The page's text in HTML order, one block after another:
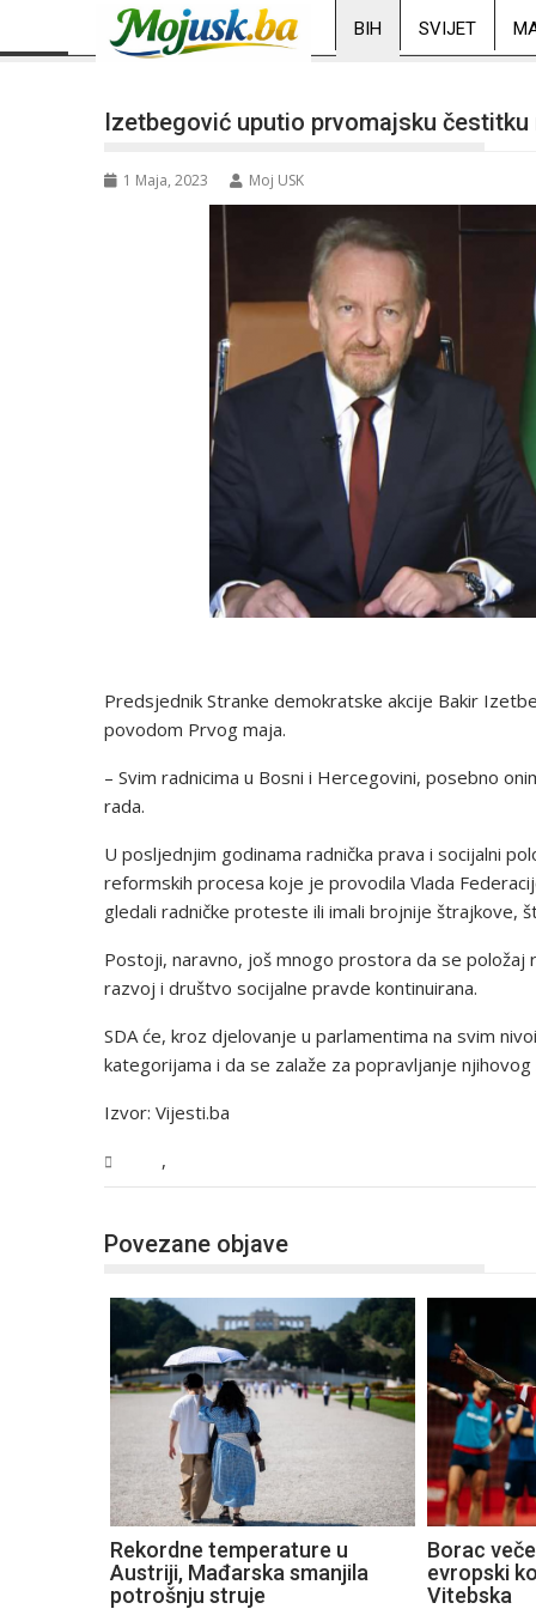
BIH SVIJET
Izetbegović uputio prvomajsku čestitku
1 Maja, 2023 Moj USK
Predsjednik Stranke demokratske akcije Bakir
povodom Prvog maja.
– Svim radnicima u Bosni i Hercegovini, posebno
rada.
U posljednjim godinama radnička prava i socijalni
reformskih procesa koje je provodila Vlada
gledali radničke proteste ili imali brojnije štrajkove,
Postoji, naravno, još mnogo prostora da se položaj
razvoj i društvo socijalne pravde kontinuirana.
SDA će, kroz djelovanje u parlamentima na svim
kategorijama i da se zalaže za popravljanje
Izvor: Vijesti.ba
,
Povezane objave
Rekordne temperature u
Austriji, Mađarska smanjila
potrošnju struje
Borac
evropski
Vitebska